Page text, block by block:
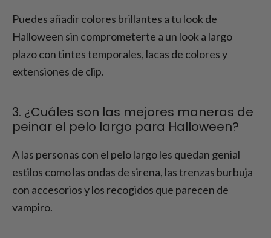
Puedes añadir colores brillantes a tu look de
Halloween sin comprometerte a un look a largo
plazo con tintes temporales, lacas de colores y
extensiones de clip.
3. ¿Cuáles son las mejores maneras de
peinar el pelo largo para Halloween?
A las personas con el pelo largo les quedan genial
estilos como las ondas de sirena, las trenzas burbuja
con accesorios y los recogidos que parecen de
vampiro.